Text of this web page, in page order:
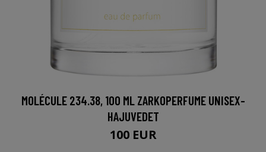
MOLÉCULE 234.38, 100 ML ZARKOPERFUME UNISEX-
HAJUVEDET
100 EUR